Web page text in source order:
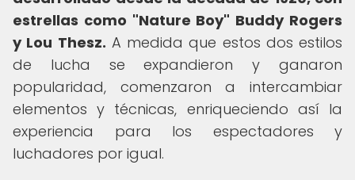
estrellas como "Nature Boy" Buddy Rogers
y Lou Thesz. A medida que estos dos estilos
de lucha se expandieron y ganaron
popularidad, comenzaron a intercambiar
elementos y técnicas, enriqueciendo así la
experiencia para los espectadores y
luchadores por igual.